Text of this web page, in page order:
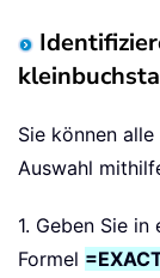
Sie können
Auswahl
1. Geben Sie in
Formel